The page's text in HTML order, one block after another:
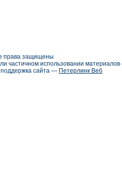
права защищены
частичном использовании
поддержка сайта — Петерлинк Веб